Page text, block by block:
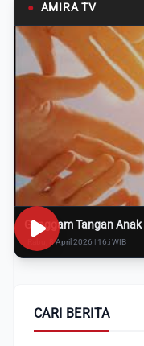
● AMIRA TV
Genggam Tangan
Rabu, 8 April 2026 | 16:i WIB
CARI BERITA